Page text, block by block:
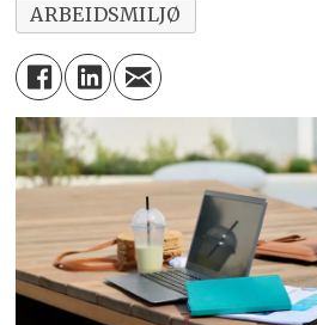
ARBEIDSMILJØ